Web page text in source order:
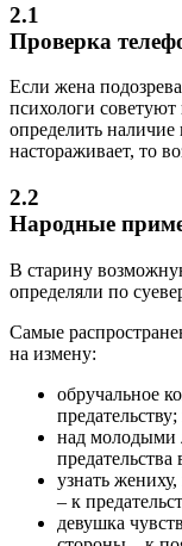
2.1
Проверка
Если жена
психологи советуют
определить
настораживает, то
2.2
Народные
В старину
определяли по
Самые
на измену:
обручальное
над молодыми
предательства
узнать жениху,
– к
девушка